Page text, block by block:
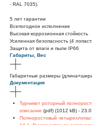
- RAL 7035).
5 лет гарантии
Всепогодное исполнение
Высокая коррозионная стойкость
Усиленная безопасность (4
Защита от влаги и пыли IP66
Габариты, Вес
Габаритные размеры
Документация
Турникет роторный
описание (pdf) (1012 kB) -
Полноростовый